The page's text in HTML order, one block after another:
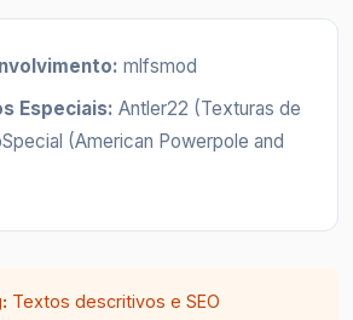
mlfsmod
Especiais: Antler22 (Texturas de
(American Powerpole and
Textos descritivos e SEO